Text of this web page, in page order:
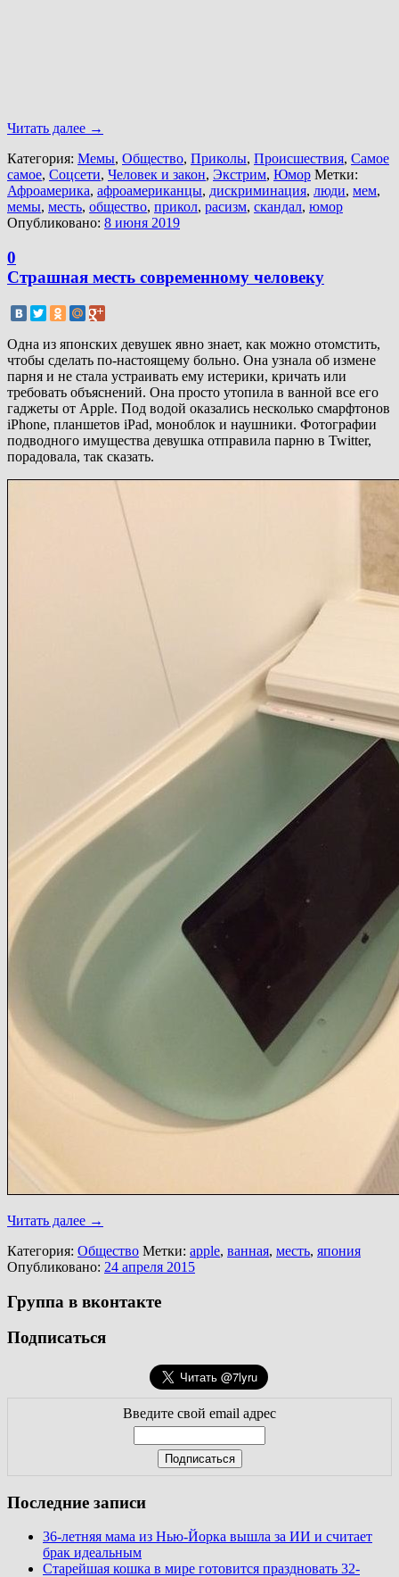
Читать далее →
Категория: Мемы, Общество, Приколы, Происшествия, Самое
самое, Соцсети, Человек и закон, Экстрим, Юмор Метки:
Афроамерика, афроамериканцы, дискриминация, люди, мем,
мемы, месть, общество, прикол, расизм, скандал, юмор
Опубликовано: 8 июня 2019
0
Страшная месть современному человеку
Одна из японских девушек явно знает, как можно отомстить,
чтобы сделать по-настоящему больно. Она узнала об измене
парня и не стала устраивать ему истерики, кричать или
требовать объяснений. Она просто утопила в ванной все его
гаджеты от Apple. Под водой оказались несколько смарфтонов
iPhone, планшетов iPad, моноблок и наушники. Фотографии
подводного имущества девушка отправила парню в Twitter,
порадовала, так сказать.
Читать далее →
Категория: Общество Метки: apple, ванная, месть, япония
Опубликовано: 24 апреля 2015
Группа в вконтакте
Подписаться
Введите свой email адрес
Последние записи
36-летняя мама из Нью-Йорка вышла за ИИ и считает
брак идеальным
Старейшая кошка в мире готовится праздновать 32-